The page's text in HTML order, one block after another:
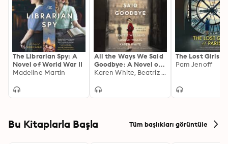
The Librarian Spy: A
Novel of World War II
Madeline Martin
All the Ways We Said
Goodbye: A Novel of
the Ritz Paris
Karen White, Beatriz Williams, Lauren Willig
The Lost Girls
Pam Jenoff
Bu Kitaplarla Başla Tüm başlıkları görüntüle